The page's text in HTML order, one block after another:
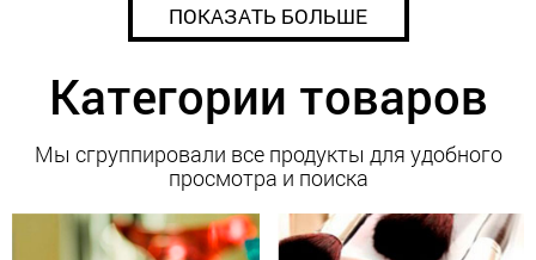
ПОКАЗАТЬ БОЛЬШЕ
Категории товаров
Мы сгруппировали все продукты для удобного
просмотра и поиска